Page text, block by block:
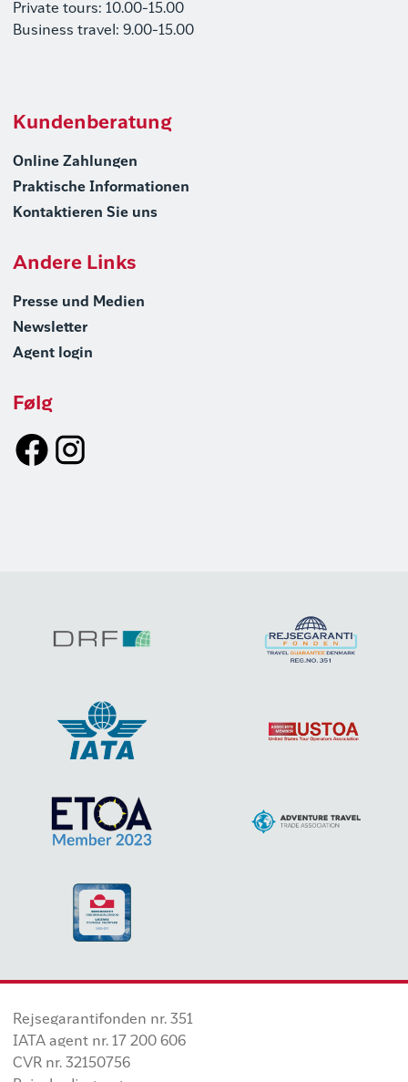
Private tours: 10.00-15.00
Business travel: 9.00-15.00
Kundenberatung
Online Zahlungen
Praktische Informationen
Kontaktieren Sie uns
Andere Links
Presse und Medien
Newsletter
Agent login
Følg
Rejsegarantifonden nr. 351
IATA agent nr. 17 200 606
CVR nr. 32150756